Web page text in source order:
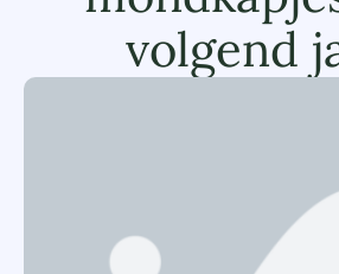
volgend